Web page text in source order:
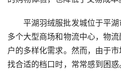
平湖羽绒服批发城位于平
多个大型商场和物流中心，物
户的多样化需求。然而，由于
找合适的档口时，常常感到困